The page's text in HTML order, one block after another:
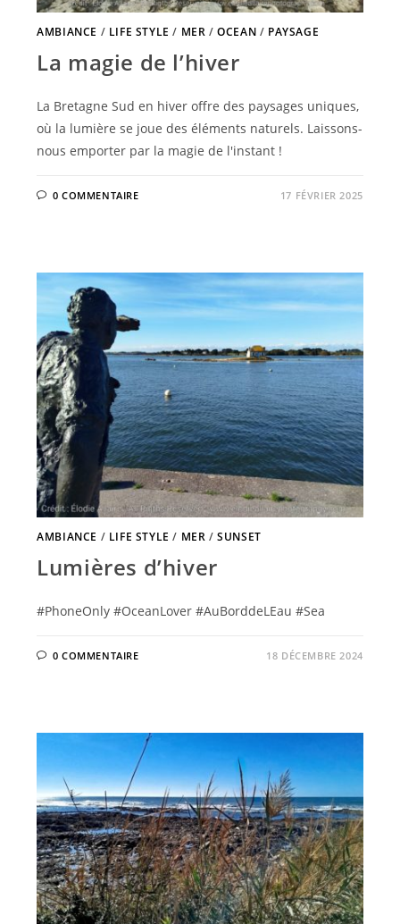
AMBIANCE / LIFE STYLE / MER /OCEAN / PAYSAGE
La magie de l’hiver
La Bretagne Sud en hiver offre des paysages uniques,
où la lumière se joue des éléments naturels. Laissons-
nous emporter par la magie de l'instant !
0 COMMENTAIRE 17 FÉVRIER 2025
AMBIANCE / LIFE STYLE / MER /SUNSET
Lumières d’hiver
#PhoneOnly #OceanLover #AuBorddeLEau #Sea
0 COMMENTAIRE 18 DÉCEMBRE 2024